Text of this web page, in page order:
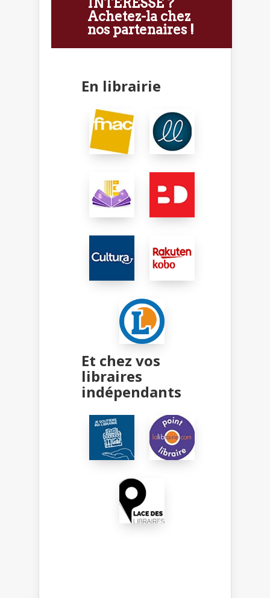
Achetez-la chez
nos partenaires !
En librairie
Et chez vos
libraires
indépendants